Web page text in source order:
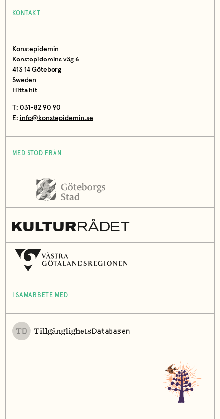
KONTAKT
Konstepidemin
Konstepidemins väg 6
413 14 Göteborg
Sweden
Hitta hit
T: 031-82 90 90
E: info@konstepidemin.se
MED STÖD FRÅN
I SAMARBETE MED